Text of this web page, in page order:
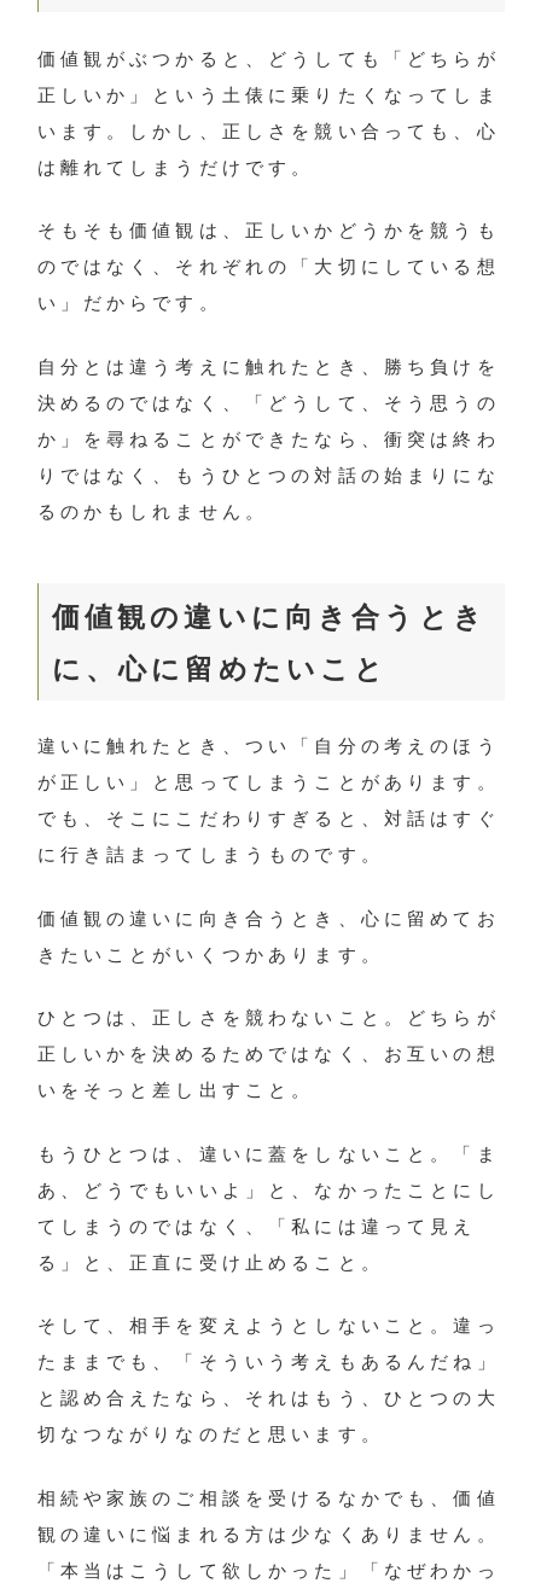
価値観がぶつかると、どうしても「どちらが
正しいか」という土俵に乗りたくなってしま
います。しかし、正しさを競い合っても、心
は離れてしまうだけです。
そもそも価値観は、正しいかどうかを競うも
のではなく、それぞれの「大切にしている想
い」だからです。
自分とは違う考えに触れたとき、勝ち負けを
決めるのではなく、「どうして、そう思うの
か」を尋ねることができたなら、衝突は終わ
りではなく、もうひとつの対話の始まりにな
るのかもしれません。
価値観の違いに向き合うとき
に、心に留めたいこと
違いに触れたとき、つい「自分の考えのほう
が正しい」と思ってしまうことがあります。
でも、そこにこだわりすぎると、対話はすぐ
に行き詰まってしまうものです。
価値観の違いに向き合うとき、心に留めてお
きたいことがいくつかあります。
ひとつは、正しさを競わないこと。どちらが
正しいかを決めるためではなく、お互いの想
いをそっと差し出すこと。
もうひとつは、違いに蓋をしないこと。「ま
あ、どうでもいいよ」と、なかったことにし
てしまうのではなく、「私には違って見え
る」と、正直に受け止めること。
そして、相手を変えようとしないこと。違っ
たままでも、「そういう考えもあるんだね」
と認め合えたなら、それはもう、ひとつの大
切なつながりなのだと思います。
相続や家族のご相談を受けるなかでも、価値
観の違いに悩まれる方は少なくありません。
「本当はこうして欲しかった」「なぜわかっ